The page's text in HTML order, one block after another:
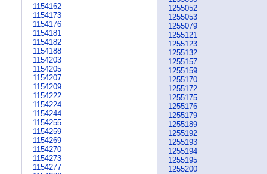
1154162
1154173
1154176
1154181
1154182
1154188
1154203
1154205
1154207
1154209
1154222
1154224
1154244
1154255
1154259
1154269
1154270
1154273
1154277
1255052
1255053
1255079
1255121
1255123
1255132
1255157
1255159
1255170
1255172
1255175
1255176
1255179
1255189
1255192
1255193
1255194
1255195
1255200